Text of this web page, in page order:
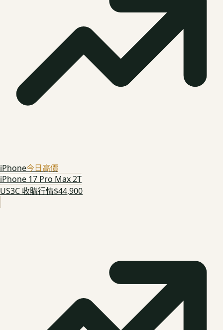
iPhone今日高價
iPhone 17 Pro Max 2T
US3C 收購行情$44,900